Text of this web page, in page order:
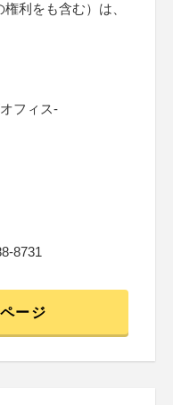
利をも含む）は、
フィス-
8731
ージ